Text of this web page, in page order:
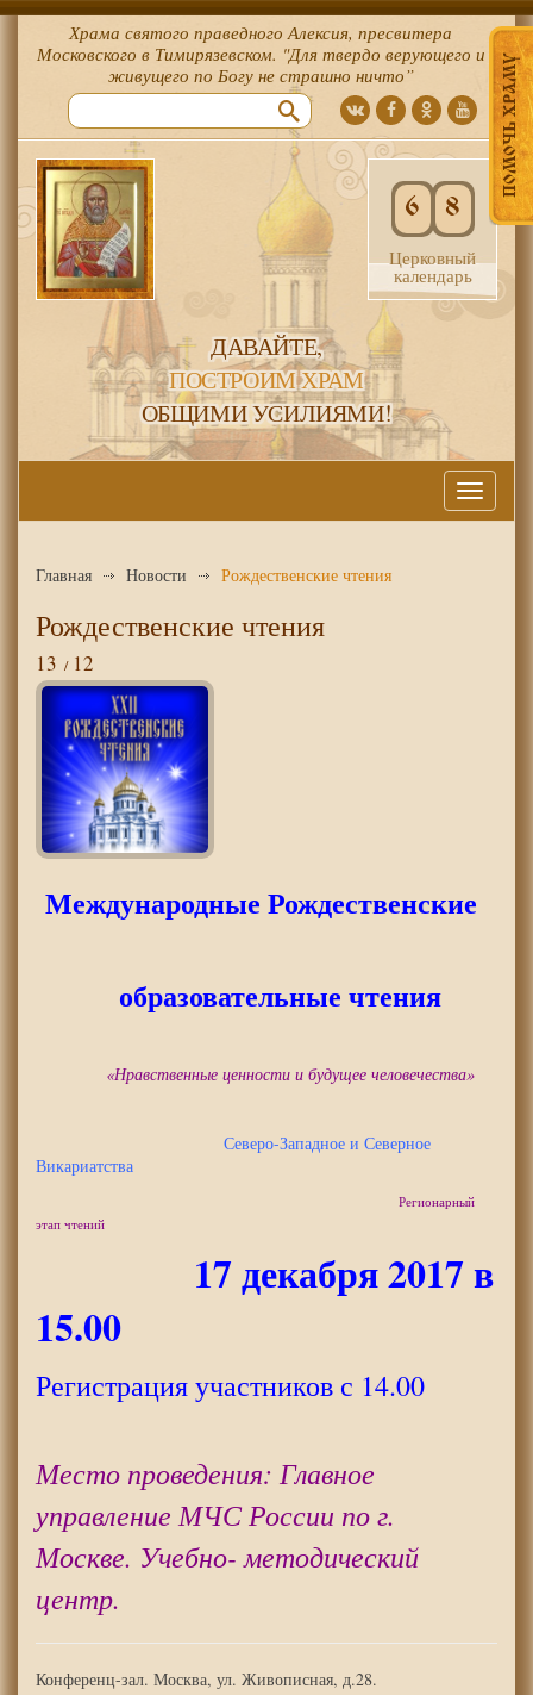
ПОМОЧЬ ХРАМУ
Храма святого праведного Алексия, пресвитера
Московского в Тимирязевском. "Для твердо верующего и
живущего по Богу не страшно ничто”
6 8
Церковный
календарь
ДАВАЙТЕ,
ПОСТРОИМ ХРАМ
ОБЩИМИ УСИЛИЯМИ!
Меню
Главная Новости Рождественские чтения
Рождественские чтения
13 12
Международные Рождественские
образовательные чтения
«Нравственные ценности и будущее человечества»
Северо-Западное и Северное
Викариатства
Регионарный
этап чтений
17 декабря 2017 в
15.00
Регистрация участников с 14.00
Место проведения: Главное
управление МЧС России по г.
Москве. Учебно- методический
центр.
Конференц-зал. Москва, ул. Живописная, д.28.